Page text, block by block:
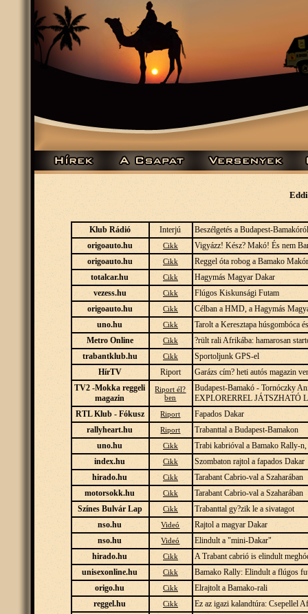
Klub Rádió Interjú
Beszélgetés a Budapest-
origoauto.hu
Cikk
Vigyázz! Kész? Makó! És nem
origoauto.hu
Cikk
Reggel óta robog a Bamako
totalcar.hu
Cikk
Hagymás Magyar Dakar
vezess.hu
Cikk
Flúgos Kiskunsági Futam
origoauto.hu
Cikk
Célban a HMD, a Hagymás
uno.hu
Cikk
Tarolt a Keresztapa húsgombóca
Metro Online
Cikk
?rült rali Afrikába: hamarosan
trabantklub.hu
Cikk
Sportoljunk GPS-el
HírTV
Riport
Garázs cím? heti autós magazin
TV2 -Mokka reggeli
magazin
Riport él?
ben
Budapest-Bamakó - Tornóczky
EXPLORERREL JÁTSZHATÓ
RTL Klub - Fókusz
Riport
Fapados Dakar
rallyheart.hu
Riport
Trabanttal a Budapest-Bamakon
uno.hu
Cikk
Trabi kabrióval a Bamako Rally-
index.hu
Cikk
Szombaton rajtol a fapados Dakar
hirado.hu
Cikk
Tarabant Cabrio-val a Szaharában
motorsokk.hu
Cikk
Tarabant Cabrio-val a Szaharában
Színes Bulvár Lap
Cikk
Trabanttal gy?zik le a sivatagot
nso.hu
Videó
Rajtol a magyar Dakar
nso.hu
Videó
Elindult a "mini-Dakar"
hirado.hu
Cikk
A Trabant cabrió is elindult
unisexonline.hu
Cikk
Bamako Rally: Elindult a flúgos
origo.hu
Cikk
Elrajtolt a Bamako-rali
reggel.hu
Cikk Ez az igazi kalandtúra: Csepellel